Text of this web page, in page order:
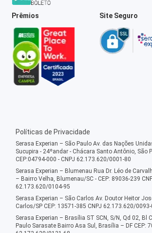
Prêmios Site Seguro
Políticas de Privacidade
Serasa Experian – São Paulo Av. das Nações
Sucupira - 24ºandar - Chácara Santo Antônio, São
CEP:04794-000 - CNPJ 62.173.620/0001-80
Serasa Experian – Blumenau Rua Dr. Léo de
– Bairro Velha, Blumenau/SC - CEP: 89036-239
62.173.620/0104-95
Serasa Experian – São Carlos Av. Doutor Heitor
Carlos/SP CEP: 13571-385 CNPJ 62.173.620/0093-
Serasa Experian – Brasília ST SCN, S/N, Qd 02, Bl
Paulo Sarasate Bairro Asa Sul, Brasília – DF CEP: